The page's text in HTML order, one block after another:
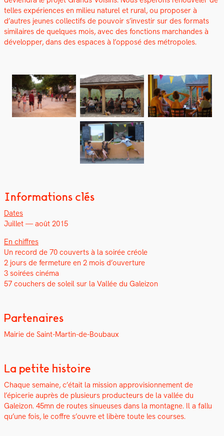
telles expéri­ences en milieu naturel et rur­al, ou pro­pos­er à
d’autres jeunes col­lec­tifs de pou­voir s’investir sur des for­mats
sim­i­laires de quelques mois, avec des fonc­tions marchan­des à
dévelop­per, dans des espaces à l’opposé des métrop­o­les.
Informations clés
Dates
Juil­let — août 2015
En chiffres
Un record de 70 cou­verts à la soirée créole
2 jours de fer­me­ture en 2 mois d’ouverture
3 soirées ciné­ma
57 couch­ers de soleil sur la Val­lée du Galeizon
Partenaires
Mairie de Saint-Mar­tin-de-Boubaux
La petite histoire
Chaque semaine, c’était la mis­sion appro­vi­sion­nement de
l’épicerie auprès de plusieurs pro­duc­teurs de la val­lée du
Galeizon. 45mn de routes sin­ueuses dans la mon­tagne. Il a fal­lu
qu’une fois, le cof­fre s’ouvre et libère toute les cours­es.